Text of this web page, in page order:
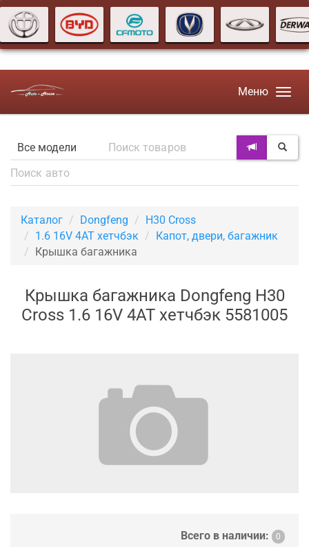
Меню
Каталог Dongfeng
H30 Cross
1.6 16V 4AT хетчбэк
Капот, двери, багажник
Крышка багажника
Крышка багажника Dongfeng H30
Cross 1.6 16V 4AT хетчбэк 5581005
Всего в наличии: 0